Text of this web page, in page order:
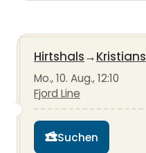
Hirtshals→
Mo., 10. Aug., 12:10
Fjord Line
Suchen